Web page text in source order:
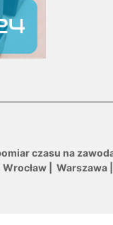
czasu na
Wrocław | Warszawa |